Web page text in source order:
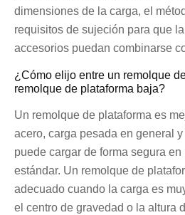
dimensiones de la carga, el
requisitos de sujeción para que
accesorios puedan combinarse
¿Cómo elijo entre un remolque
remolque de plataforma baja?
Un remolque de plataforma es
acero, carga pesada en general
puede cargar de forma segura en
estándar. Un remolque de
adecuado cuando la carga es
el centro de gravedad o la altura